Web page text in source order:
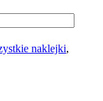
naklejki,